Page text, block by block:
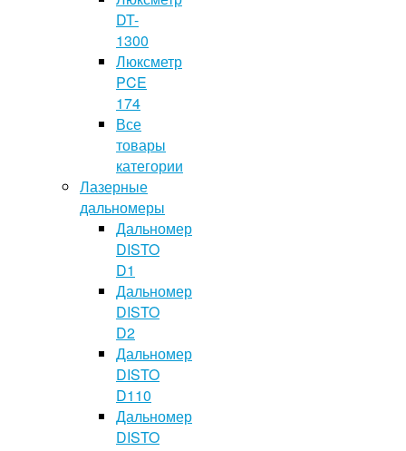
DT-
1300
Люксметр
PCE
174
Все
товары
категории
Лазерные
дальномеры
Дальномер
DISTO
D1
Дальномер
DISTO
D2
Дальномер
DISTO
D110
Дальномер
DISTO